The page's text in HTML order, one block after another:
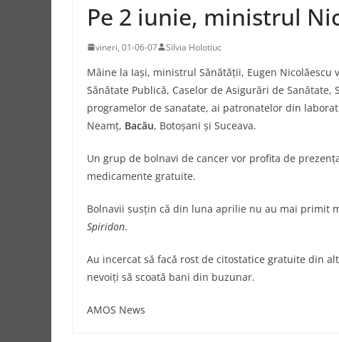
Pe 2 iunie, ministrul
vineri, 01-06-07 Silvia Holotiuc
Mâine la Iaşi, ministrul Sănătăţii, Eugen
Sănătate Publică, Caselor de Asigurări de
programelor de sanatate, ai patronatelor din
Neamţ, Bacău, Botoşani şi Suceava.
Un grup de bolnavi de cancer vor profita de
medicamente gratuite.
Bolnavii susţin că din luna aprilie nu au mai primit
Spiridon.
Au incercat să facă rost de citostatice gratuite din
nevoiţi să scoată bani din buzunar.
AMOS News